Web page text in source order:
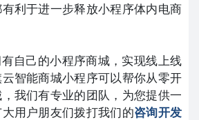
利于进一步释放小程序体内电商
自己的小程序商城，实现线上线
智能商城小程序可以帮你从零开
我们有专业的团队，为您提供一
用户朋友们拨打我们的咨询开发